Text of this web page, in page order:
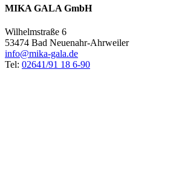
MIKA GALA GmbH
Wilhelmstraße 6
53474 Bad Neuenahr-Ahrweiler
info@mika-gala.de
Tel: 02641/91 18 6-90